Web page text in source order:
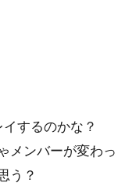
イするのかな？
メンバーが変わっ
う？